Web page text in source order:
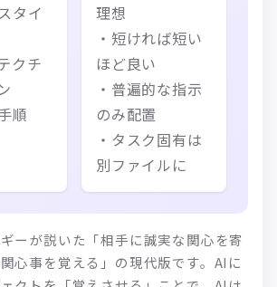
タイ
クチ
順
理想
・短ければ短い
ほど良い
・普遍的な指示
のみ配置
・タスク固有は
別ファイルに
ーが説いた「相手に誠実な関心を寄
心事を覚える」の現代版です。AIに